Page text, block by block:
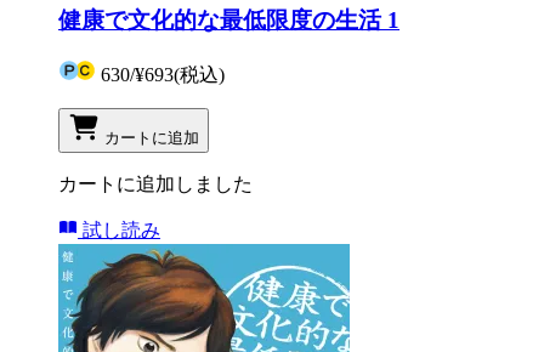
健康で文化的な最低限度の生活 1
630/¥693(税込)
カートに追加
カートに追加しました
試し読み